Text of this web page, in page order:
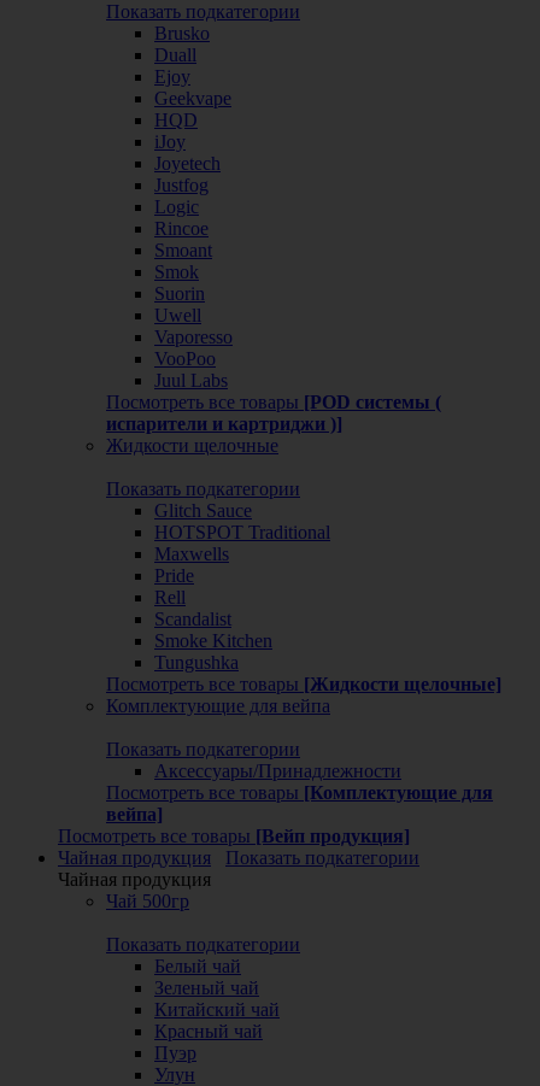
Показать подкатегории
Brusko
Duall
Ejoy
Geekvape
HQD
iJoy
Joyetech
Justfog
Logic
Rincoe
Smoant
Smok
Suorin
Uwell
Vaporesso
VooPoo
Juul Labs
Посмотреть все товары [POD системы (
испарители и картриджи )]
Жидкости щелочные
Показать подкатегории
Glitch Sauce
HOTSPOT Traditional
Maxwells
Pride
Rell
Scandalist
Smoke Kitchen
Tungushka
Посмотреть все товары [Жидкости щелочные]
Комплектующие для вейпа
Показать подкатегории
Аксессуары/Принадлежности
Посмотреть все товары [Комплектующие для
вейпа]
Посмотреть все товары [Вейп продукция]
Чайная продукция
Показать подкатегории
Чайная продукция
Чай 500гр
Показать подкатегории
Белый чай
Зеленый чай
Китайский чай
Красный чай
Пуэр
Улун